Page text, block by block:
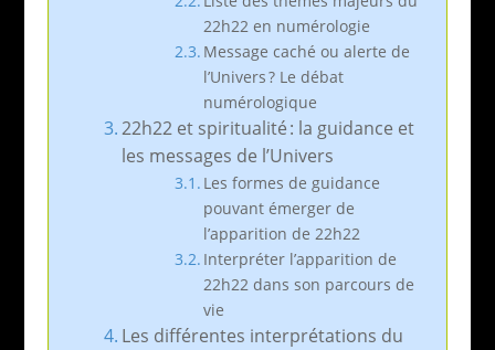
22h22 en numérologie
Message caché ou alerte de
l’Univers ? Le débat
numérologique
22h22 et spiritualité : la guidance et
les messages de l’Univers
Les formes de guidance
pouvant émerger de
l’apparition de 22h22
Interpréter l’apparition de
22h22 dans son parcours de
vie
Les différentes interprétations du